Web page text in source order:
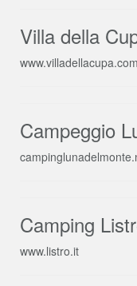
Villa della
www.villadellacupa.com
Campeggio
Camping
www.listro.it